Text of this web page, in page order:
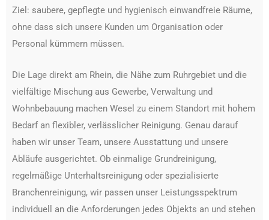
Ziel: saubere, gepflegte und hygienisch einwandfreie Räume,
ohne dass sich unsere Kunden um Organisation oder
Personal kümmern müssen.
Die Lage direkt am Rhein, die Nähe zum Ruhrgebiet und die
vielfältige Mischung aus Gewerbe, Verwaltung und
Wohnbebauung machen Wesel zu einem Standort mit hohem
Bedarf an flexibler, verlässlicher Reinigung. Genau darauf
haben wir unser Team, unsere Ausstattung und unsere
Abläufe ausgerichtet. Ob einmalige Grundreinigung,
regelmäßige Unterhaltsreinigung oder spezialisierte
Branchenreinigung, wir passen unser Leistungsspektrum
individuell an die Anforderungen jedes Objekts an und stehen